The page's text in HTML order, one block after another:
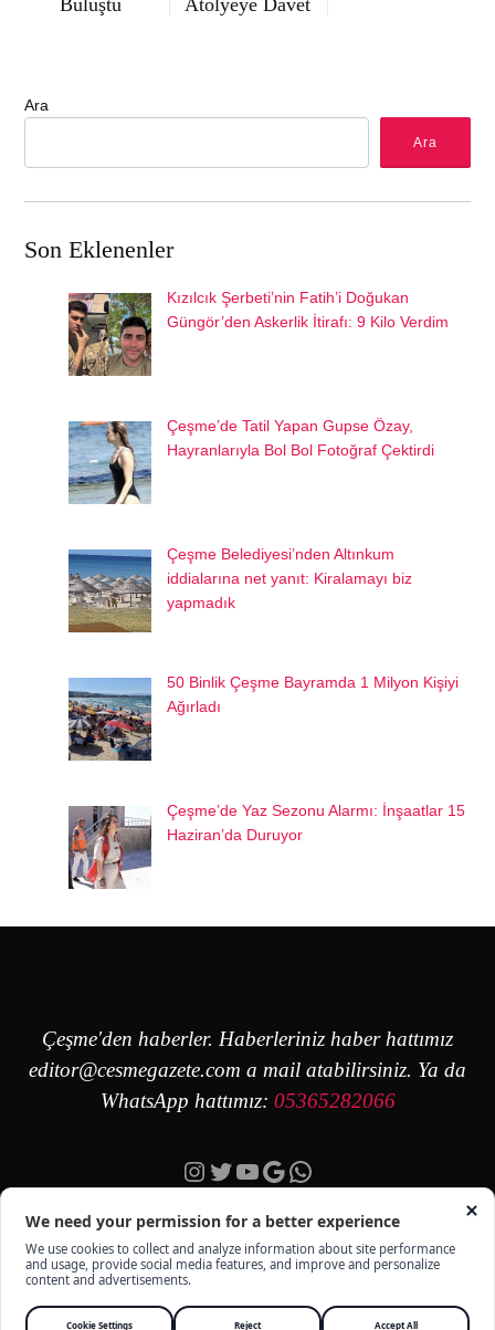
Buluştu
Atölyeye Davet
Ara
Ara
Son Eklenenler
Kızılcık Şerbeti’nin Fatih’i Doğukan
Güngör’den Askerlik İtirafı: 9 Kilo Verdim
Çeşme’de Tatil Yapan Gupse Özay,
Hayranlarıyla Bol Bol Fotoğraf Çektirdi
Çeşme Belediyesi’nden Altınkum
iddialarına net yanıt: Kiralamayı biz
yapmadık
50 Binlik Çeşme Bayramda 1 Milyon Kişiyi
Ağırladı
Çeşme’de Yaz Sezonu Alarmı: İnşaatlar 15
Haziran’da Duruyor
Çeşme'den haberler. Haberleriniz haber hattımız
editor@cesmegazete.com a mail atabilirsiniz. Ya da
WhatsApp hattımız: 05365282066
Instagram
Twitter
YouTube
Google
https://wa.me/